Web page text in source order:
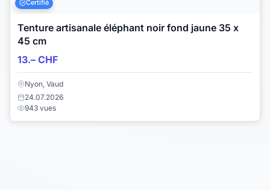
Certifié
Tenture artisanale éléphant noir fond jaune 35 x
45 cm
13.– CHF
Nyon, Vaud
24.07.2026
943 vues